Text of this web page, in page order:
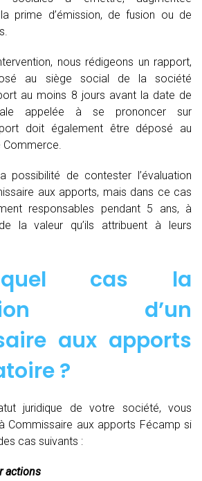
prime d’émission, de fusion ou de
nous rédigeons un rapport,
au siège social de la société
au moins 8 jours avant la date de
appelée à se prononcer sur
doit également être déposé au
Commerce.
possibilité de contester l’évaluation
aux apports, mais dans ce cas
responsables pendant 5 ans, à
la valeur qu’ils attribuent à leurs
cas la
d’un
aux apports
?
juridique de votre société, vous
Commissaire aux apports Fécamp si
cas suivants :
actions